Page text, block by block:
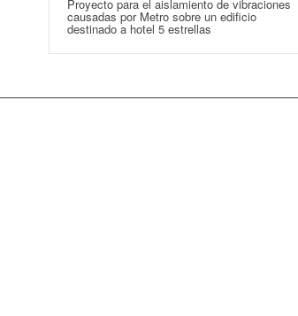
Proyecto para el aislamiento de vibraciones
causadas por Metro sobre un edificio
destinado a hotel 5 estrellas